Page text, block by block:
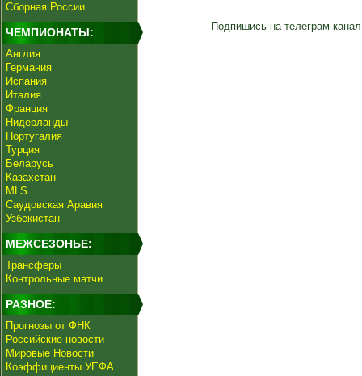
Сборная России
ЧЕМПИОНАТЫ:
Англия
Германия
Испания
Италия
Франция
Нидерланды
Португалия
Турция
Беларусь
Казахстан
MLS
Саудовская Аравия
Узбекистан
МЕЖСЕЗОНЬЕ:
Трансферы
Контрольные матчи
РАЗНОЕ:
Прогнозы от ФНК
Российские новости
Мировые Новости
Коэффициенты УЕФА
Подпишись на телеграм-